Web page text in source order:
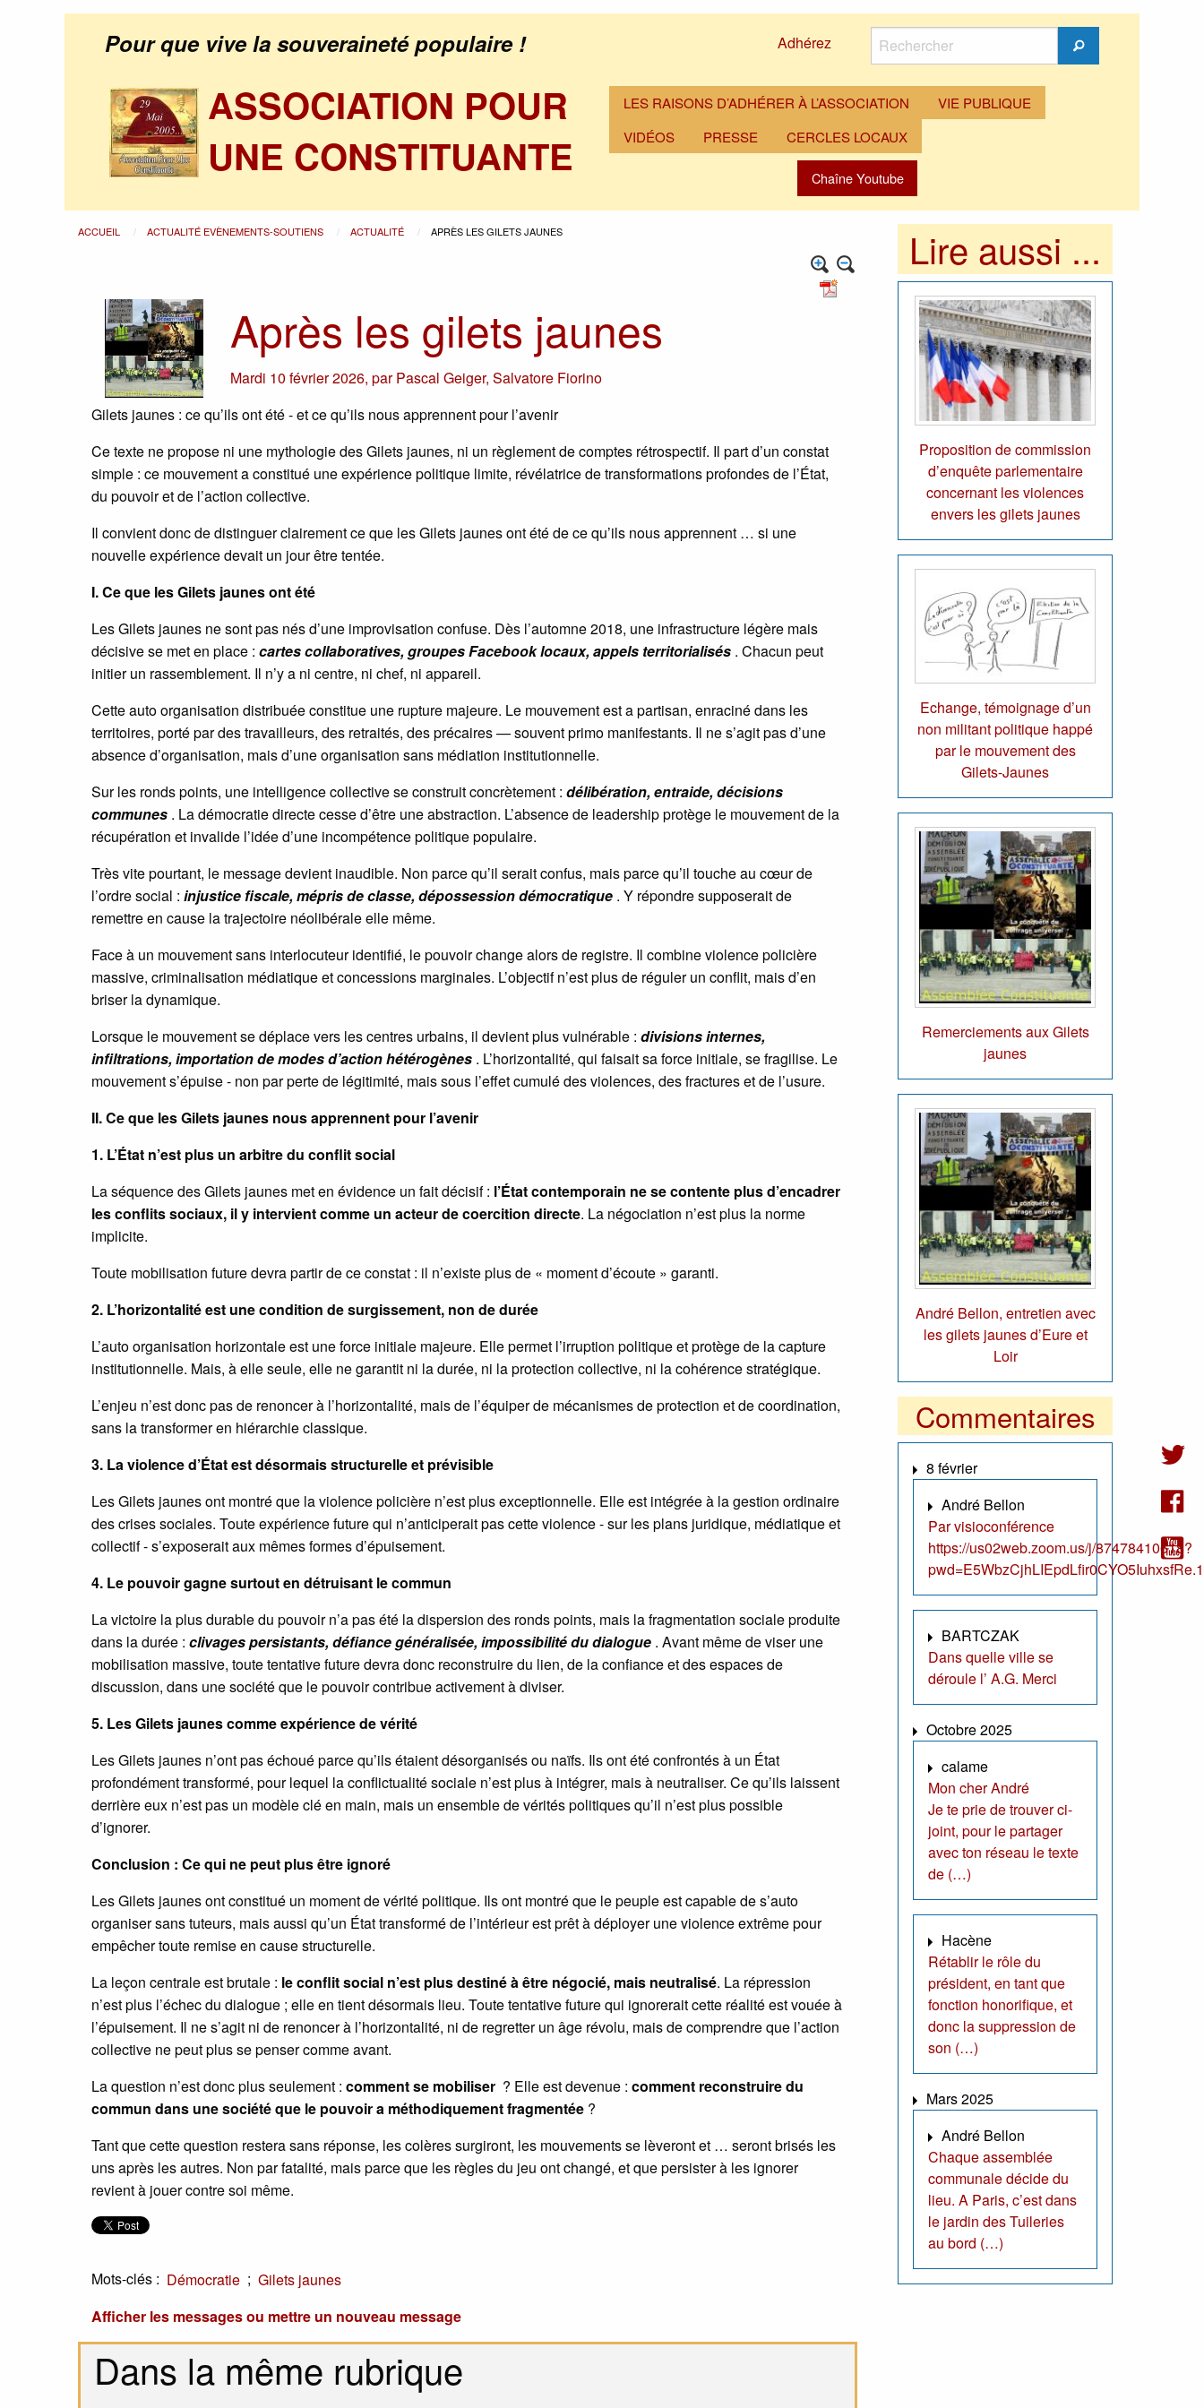
Pour que vive la souveraineté populaire ! Adhérez
Rechercher
Rechercher
ASSOCIATION POUR
UNE CONSTITUANTE
LES RAISONS D’ADHÉRER À L’ASSOCIATION
VIE PUBLIQUE
VIDÉOS
PRESSE CERCLES LOCAUX
Chaîne Youtube
ACCUEIL ACTUALITÉ EVÈNEMENTS-SOUTIENS ACTUALITÉ APRÈS LES GILETS JAUNES
Après les gilets jaunes
Mardi 10 février 2026,parPascal Geiger,Salvatore Fiorino
Gilets jaunes : ce qu’ils ont été - et ce qu’ils nous apprennent pour l’avenir
Ce texte ne propose ni une mythologie des Gilets jaunes, ni un règlement de comptes rétrospectif. Il part d’un constat
simple : ce mouvement a constitué une expérience politique limite, révélatrice de transformations profondes de l’État,
du pouvoir et de l’action collective.
Il convient donc de distinguer clairement ce que les Gilets jaunes ont été de ce qu’ils nous apprennent … si une
nouvelle expérience devait un jour être tentée.
I. Ce que les Gilets jaunes ont été
Les Gilets jaunes ne sont pas nés d’une improvisation confuse. Dès l’automne 2018, une infrastructure légère mais
décisive se met en place : cartes collaboratives, groupes Facebook locaux, appels territorialisés . Chacun peut
initier un rassemblement. Il n’y a ni centre, ni chef, ni appareil.
Cette auto organisation distribuée constitue une rupture majeure. Le mouvement est a partisan, enraciné dans les
territoires, porté par des travailleurs, des retraités, des précaires — souvent primo manifestants. Il ne s’agit pas d’une
absence d’organisation, mais d’une organisation sans médiation institutionnelle.
Sur les ronds points, une intelligence collective se construit concrètement : délibération, entraide, décisions
communes . La démocratie directe cesse d’être une abstraction. L’absence de leadership protège le mouvement de la
récupération et invalide l’idée d’une incompétence politique populaire.
Très vite pourtant, le message devient inaudible. Non parce qu’il serait confus, mais parce qu’il touche au cœur de
l’ordre social : injustice fiscale, mépris de classe, dépossession démocratique . Y répondre supposerait de
remettre en cause la trajectoire néolibérale elle même.
Face à un mouvement sans interlocuteur identifié, le pouvoir change alors de registre. Il combine violence policière
massive, criminalisation médiatique et concessions marginales. L’objectif n’est plus de réguler un conflit, mais d’en
briser la dynamique.
Lorsque le mouvement se déplace vers les centres urbains, il devient plus vulnérable : divisions internes,
infiltrations, importation de modes d’action hétérogènes . L’horizontalité, qui faisait sa force initiale, se fragilise. Le
mouvement s’épuise - non par perte de légitimité, mais sous l’effet cumulé des violences, des fractures et de l’usure.
II. Ce que les Gilets jaunes nous apprennent pour l’avenir
1. L’État n’est plus un arbitre du conflit social
La séquence des Gilets jaunes met en évidence un fait décisif : l’État contemporain ne se contente plus d’encadrer
les conflits sociaux, il y intervient comme un acteur de coercition directe. La négociation n’est plus la norme
implicite.
Toute mobilisation future devra partir de ce constat : il n’existe plus de « moment d’écoute » garanti.
2. L’horizontalité est une condition de surgissement, non de durée
L’auto organisation horizontale est une force initiale majeure. Elle permet l’irruption politique et protège de la capture
institutionnelle. Mais, à elle seule, elle ne garantit ni la durée, ni la protection collective, ni la cohérence stratégique.
L’enjeu n’est donc pas de renoncer à l’horizontalité, mais de l’équiper de mécanismes de protection et de coordination,
sans la transformer en hiérarchie classique.
3. La violence d’État est désormais structurelle et prévisible
Les Gilets jaunes ont montré que la violence policière n’est plus exceptionnelle. Elle est intégrée à la gestion ordinaire
des crises sociales. Toute expérience future qui n’anticiperait pas cette violence - sur les plans juridique, médiatique et
collectif - s’exposerait aux mêmes formes d’épuisement.
4. Le pouvoir gagne surtout en détruisant le commun
La victoire la plus durable du pouvoir n’a pas été la dispersion des ronds points, mais la fragmentation sociale produite
dans la durée : clivages persistants, défiance généralisée, impossibilité du dialogue . Avant même de viser une
mobilisation massive, toute tentative future devra donc reconstruire du lien, de la confiance et des espaces de
discussion, dans une société que le pouvoir contribue activement à diviser.
5. Les Gilets jaunes comme expérience de vérité
Les Gilets jaunes n’ont pas échoué parce qu’ils étaient désorganisés ou naïfs. Ils ont été confrontés à un État
profondément transformé, pour lequel la conflictualité sociale n’est plus à intégrer, mais à neutraliser. Ce qu’ils laissent
derrière eux n’est pas un modèle clé en main, mais un ensemble de vérités politiques qu’il n’est plus possible
d’ignorer.
Conclusion : Ce qui ne peut plus être ignoré
Les Gilets jaunes ont constitué un moment de vérité politique. Ils ont montré que le peuple est capable de s’auto
organiser sans tuteurs, mais aussi qu’un État transformé de l’intérieur est prêt à déployer une violence extrême pour
empêcher toute remise en cause structurelle.
La leçon centrale est brutale : le conflit social n’est plus destiné à être négocié, mais neutralisé. La répression
n’est plus l’échec du dialogue ; elle en tient désormais lieu. Toute tentative future qui ignorerait cette réalité est vouée à
l’épuisement. Il ne s’agit ni de renoncer à l’horizontalité, ni de regretter un âge révolu, mais de comprendre que l’action
collective ne peut plus se penser comme avant.
La question n’est donc plus seulement : comment se mobiliser ? Elle est devenue : comment reconstruire du
commun dans une société que le pouvoir a méthodiquement fragmentée ?
Tant que cette question restera sans réponse, les colères surgiront, les mouvements se lèveront et … seront brisés les
uns après les autres. Non par fatalité, mais parce que les règles du jeu ont changé, et que persister à les ignorer
revient à jouer contre soi même.
Mots-clés : Démocratie ; Gilets jaunes
Afficher les messages ou mettre un nouveau message
Dans la même rubrique
Lire aussi ...
Proposition de commission
d’enquête parlementaire
concernant les violences
envers les gilets jaunes
Echange, témoignage d’un
non militant politique happé
par le mouvement des
Gilets-Jaunes
Remerciements aux Gilets
jaunes
André Bellon, entretien avec
les gilets jaunes d’Eure et
Loir
Commentaires
8 février
André Bellon
Par visioconférence
https://us02web.zoom.us/j/87478410618?
BARTCZAK
Dans quelle ville se
déroule l’ A.G. Merci
Octobre 2025
calame
Mon cher André
Je te prie de trouver ci-
joint, pour le partager
avec ton réseau le texte
de (…)
Hacène
Rétablir le rôle du
président, en tant que
fonction honorifique, et
donc la suppression de
son (…)
Mars 2025
André Bellon
Chaque assemblée
communale décide du
lieu. A Paris, c’est dans
le jardin des Tuileries
au bord (…)